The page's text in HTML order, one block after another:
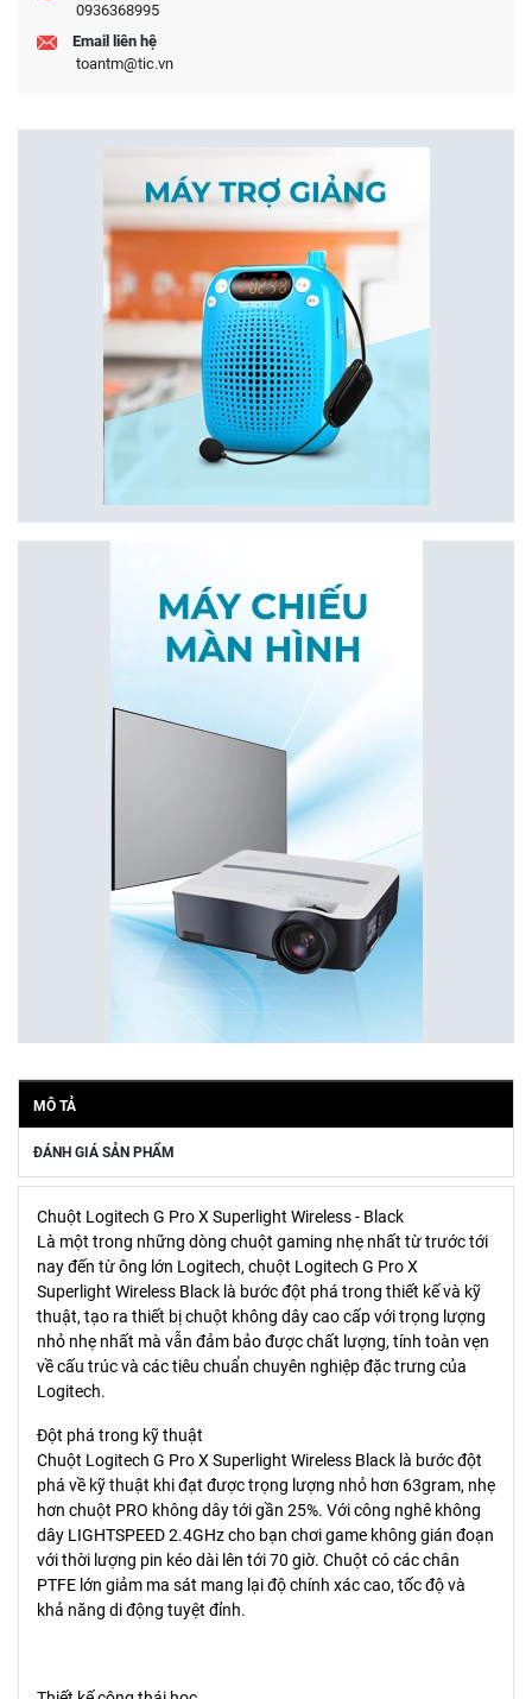
0936368995
Email liên hệ
toantm@tic.vn
MÔ TẢ
ĐÁNH GIÁ SẢN PHẨM
Chuột Logitech G Pro X Superlight Wireless - Black
Là một trong những dòng chuột gaming nhẹ nhất từ trước tới
nay đến từ ông lớn Logitech, chuột Logitech G Pro X
Superlight Wireless Black là bước đột phá trong thiết kế và kỹ
thuật, tạo ra thiết bị chuột không dây cao cấp với trọng lượng
nhỏ nhẹ nhất mà vẫn đảm bảo được chất lượng, tính toàn vẹn
về cấu trúc và các tiêu chuẩn chuyên nghiệp đặc trưng của
Logitech.
Đột phá trong kỹ thuật
Chuột Logitech G Pro X Superlight Wireless Black là bước đột
phá về kỹ thuật khi đạt được trọng lượng nhỏ hơn 63gram, nhẹ
hơn chuột PRO không dây tới gần 25%. Với công nghê không
dây LIGHTSPEED 2.4GHz cho bạn chơi game không gián đoạn
với thời lượng pin kéo dài lên tới 70 giờ. Chuột có các chân
PTFE lớn giảm ma sát mang lại độ chính xác cao, tốc độ và
khả năng di động tuyệt đỉnh.